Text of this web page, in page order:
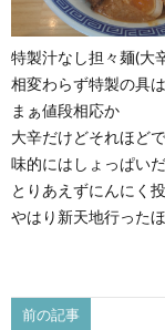
特製汁なし担々麺(大
相変わらず特製の具
まぁ値段相応か
大辛だけどそれほど
味的にはしょっぱい
とりあえずにんにく
やはり新天地行った
前の記事